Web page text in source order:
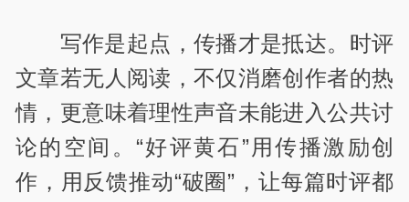
写作是起点，传播才是抵达。时评
文章若无人阅读，不仅消磨创作者的热
情，更意味着理性声音未能进入公共讨
论的空间。“好评黄石”用传播激励创
作，用反馈推动“破圈”，让每篇时评都